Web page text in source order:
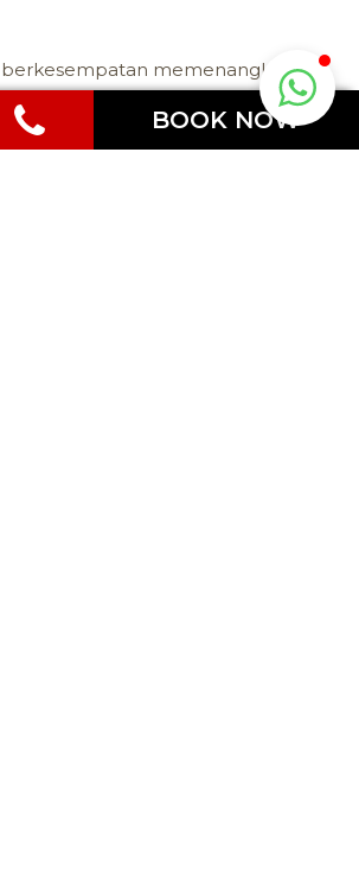
berkesempatan memenangkan
prize dan door prize menarik,
Televisi, Kulkas, AC, Voucher
BOOK NOW